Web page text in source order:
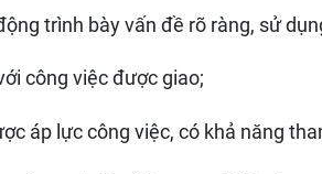
trình bày vấn đề rõ ràng, sử
công việc được giao;
áp lực công việc, có khả năng